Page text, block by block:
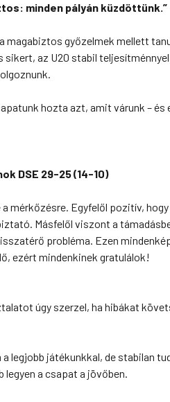
minden pályán küzdöttünk.”
magabiztos győzelmek mellett
az U20 stabil teljesítménnyel
hozta azt, amit várunk –
DSE 29-25 (14-10)
mérkőzésre. Egyfelől pozitív,
Másfelől viszont a
probléma. Ezen
ezért mindenkinek gratulálok!
úgy szerzel, ha hibákat
legjobb játékunkkal, de stabilan
legyen a csapat a jövőben.